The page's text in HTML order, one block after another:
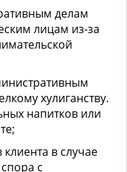
делам
лицам из-за
хулиганству.
напитков или
в случае
с